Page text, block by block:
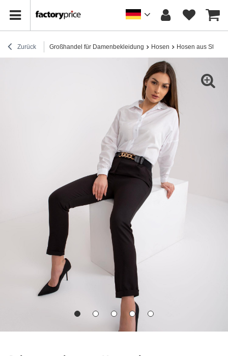
Zurück Großhandel für Damenbekleidung Hosen Hosen aus Stoff